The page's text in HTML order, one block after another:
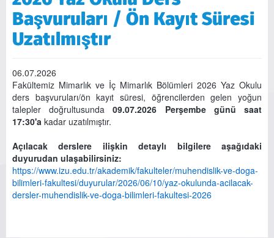
Başvuruları / Ön Kayıt Süresi
Uzatılmıştır
06.07.2026
Fakültemiz Mimarlık ve İç Mimarlık Bölümleri 2026 Yaz Okulu
ders başvuruları/ön kayıt süresi, öğrencilerden gelen yoğun
talepler doğrultusunda09.07.2026 Perşembe günü saat
17:30'a kadar uzatılmıştır.
Açılacak derslere ilişkin detaylı bilgilere aşağıdaki
duyurudan ulaşabilirsiniz:
https://www.izu.edu.tr/akademik/fakulteler/muhendislik-ve-doga-
bilimleri-fakultesi/duyurular/2026/06/10/yaz-okulunda-acilacak-
dersler-muhendislik-ve-doga-bilimleri-fakultesi-2026